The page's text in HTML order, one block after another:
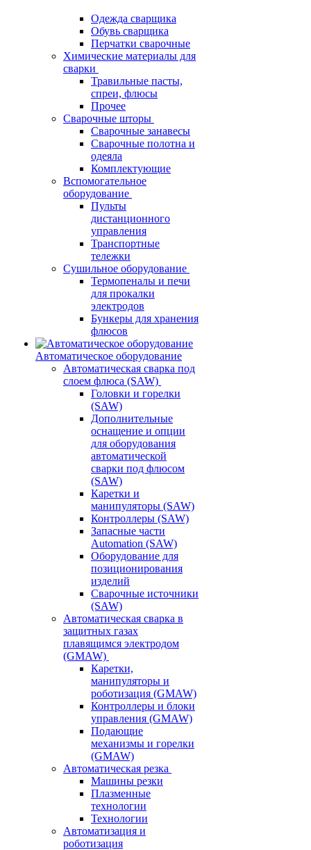
Одежда сварщика
Обувь сварщика
Перчатки сварочные
Химические материалы для
сварки
Травильные пасты,
спреи, флюсы
Прочее
Сварочные шторы
Сварочные занавесы
Сварочные полотна и
одеяла
Комплектующие
Вспомогательное
оборудование
Пульты
дистанционного
управления
Транспортные
тележки
Сушильное оборудование
Термопеналы и печи
для прокалки
электродов
Бункеры для хранения
флюсов
Автоматическое оборудование
Автоматическая сварка под
слоем флюса (SAW)
Головки и горелки
(SAW)
Дополнительные
оснащение и опции
для оборудования
автоматической
сварки под флюсом
(SAW)
Каретки и
манипуляторы (SAW)
Контроллеры (SAW)
Запасные части
Automation (SAW)
Оборудование для
позиционирования
изделий
Сварочные источники
(SAW)
Автоматическая сварка в
защитных газах
плавящимся электродом
(GMAW)
Каретки,
манипуляторы и
роботизация (GMAW)
Контроллеры и блоки
управления (GMAW)
Подающие
механизмы и горелки
(GMAW)
Автоматическая резка
Машины резки
Плазменные
технологии
Технологии
Автоматизация и
роботизация